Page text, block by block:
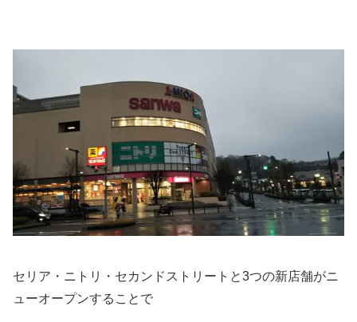
セリア・ニトリ・セカンドストリートと3つの新店舗がニ
ューオープンすることで